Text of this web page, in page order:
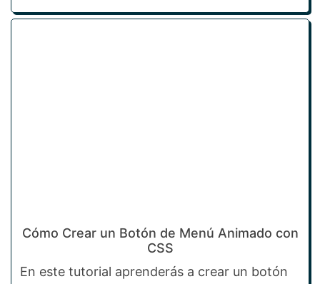
Cómo Crear un Botón de Menú Animado con
CSS
En este tutorial aprenderás a crear un botón